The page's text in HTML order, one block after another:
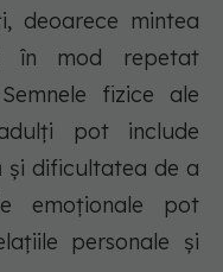
deoarece mintea
în mod repetat
fizice ale
pot include
și dificultatea de a
emoționale pot
personale și